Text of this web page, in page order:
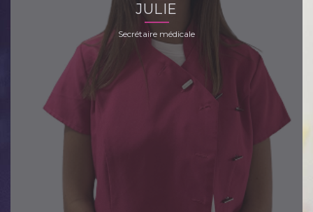
JULIE
Secrétaire médicale